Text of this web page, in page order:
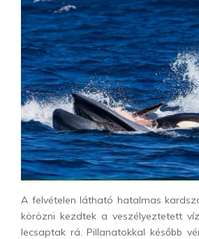
A felvételen látható hatalmas
körözni kezdtek a veszélyeztetett
lecsaptak rá. Pillanatokkal később